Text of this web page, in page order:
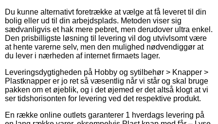
Du kunne alternativt foretrække at vælge at få leveret til din
bolig eller ud til din arbejdsplads. Metoden viser sig
sædvanligvis et hak mere pebret, men derudover ultra enkel.
Den prisbilligste løsning til levering vil dog utvivlsomt være
at hente varerne selv, men den mulighed nødvendiggør at
du lever i nærheden af internet firmaets lager.
Leveringsdygtigheden på Hobby og sytilbehør > Knapper >
Plastknapper er jo ret så væsentlig når vi står og skal bruge
pakken om et øjeblik, og i det øjemed er det altså klogt at vi
ser tidshorisonten for levering ved det respektive produkt.
En række online outlets garanterer 1 hverdags levering på